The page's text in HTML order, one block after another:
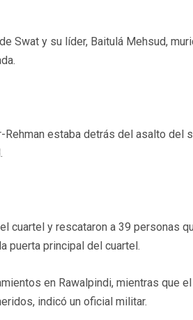
Swat y su líder, Baitulá Mehsud,
estaba detrás del asalto del
cuartel y rescataron a 39 personas
puerta principal del cuartel.
en Rawalpindi, mientras que
indicó un oficial militar.